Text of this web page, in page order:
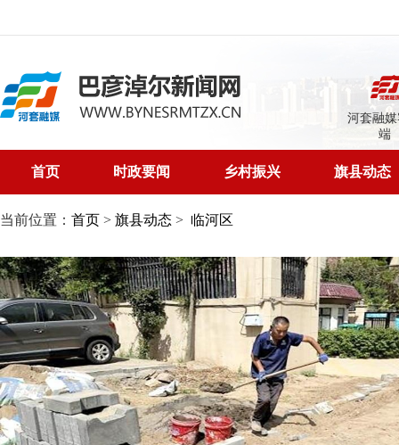
河套融
端
首页 时政要闻 乡村振兴 旗县动态
当前位置： 首页 > 旗县动态 > 临河区